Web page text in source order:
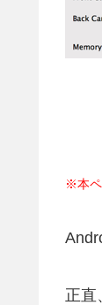
※本ペ
正直